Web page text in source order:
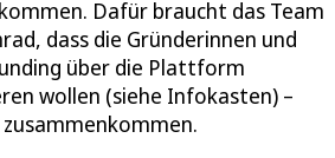
Dafür braucht das Team
dass die Gründerinnen und
über die Plattform
wollen (siehe Infokasten) –